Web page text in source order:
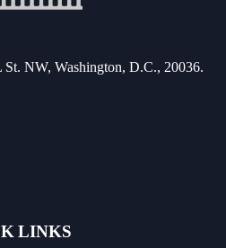
St. NW, Washington, D.C., 20036.
LINKS